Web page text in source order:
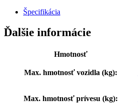
Špecifikácia
Ďalšie informácie
Hmotnosť
Max. hmotnosť vozidla (kg):
Max. hmotnosť prívesu (kg):